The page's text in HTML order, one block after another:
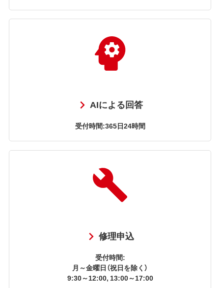
AIによる回答
受付時間:365日24時間
修理申込
受付時間:
月～金曜日（祝日を除く）
9:30～12:00, 13:00～17:00